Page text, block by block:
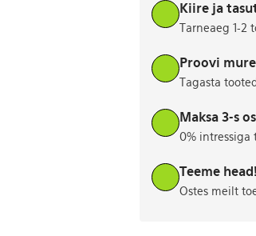
Kiire ja
Tarneaeg 1-2
Proovi
Tagasta
Maksa 3-s
0% intressiga
Teeme head!
Ostes meilt